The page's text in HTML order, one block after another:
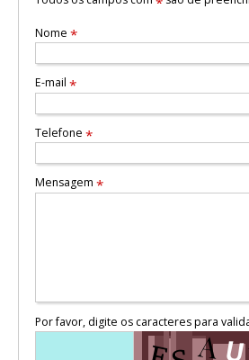
Nome *
E-mail *
Telefone *
Mensagem *
Por favor, digite os caracteres para